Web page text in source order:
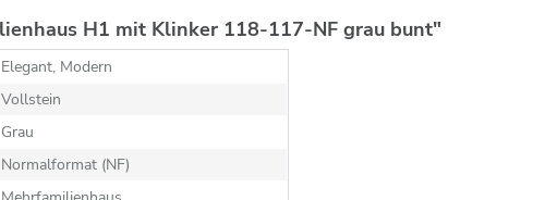
H1 mit Klinker 118-117-NF grau bunt"
Elegant, Modern
Vollstein
Grau
Normalformat (NF)